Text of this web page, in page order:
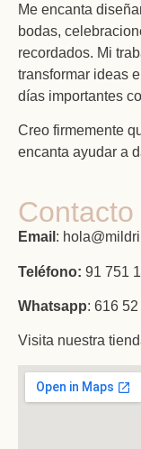
Me encanta
bodas,
recordados. Mi
transformar ideas
días importantes
Creo firmemente
encanta ayudar a
Contacto
Email :
Teléfono: 91 751
Whatsapp: 616
Visita nuestra